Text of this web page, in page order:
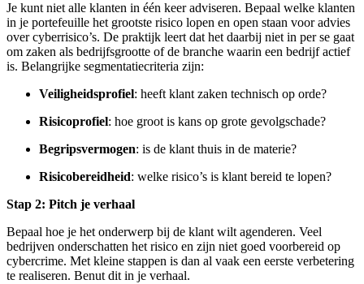
Je kunt niet alle klanten in één keer adviseren. Bepaal welke klanten
in je portefeuille het grootste risico lopen en open staan voor advies
over cyberrisico’s. De praktijk leert dat het daarbij niet in per se gaat
om zaken als bedrijfsgrootte of de branche waarin een bedrijf actief
is. Belangrijke segmentatiecriteria zijn:
Veiligheidsprofiel: heeft klant zaken technisch op orde?
Risicoprofiel: hoe groot is kans op grote gevolgschade?
Begripsvermogen: is de klant thuis in de materie?
Risicobereidheid: welke risico’s is klant bereid te lopen?
Stap 2: Pitch je verhaal
Bepaal hoe je het onderwerp bij de klant wilt agenderen. Veel
bedrijven onderschatten het risico en zijn niet goed voorbereid op
cybercrime. Met kleine stappen is dan al vaak een eerste verbetering
te realiseren. Benut dit in je verhaal.